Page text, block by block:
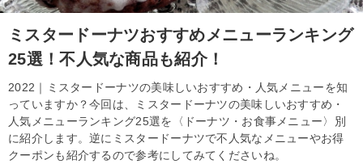
ミスタードーナツおすすめメニューランキング
25選！不人気な商品も紹介！
2022｜ミスタードーナツの美味しいおすすめ・人気メニューを知
っていますか？今回は、ミスタードーナツの美味しいおすすめ・
人気メニューランキング25選を〈ドーナツ・お食事メニュー〉別
に紹介します。逆にミスタードーナツで不人気なメニューやお得
クーポンも紹介するので参考にしてみてくださいね。